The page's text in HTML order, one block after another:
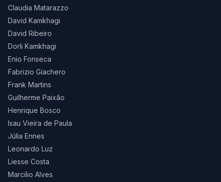
Claudia Matarazzo
David Kamkhagi
David Ribeiro
Dorli Kamkhagi
Enio Fonseca
Fabrizio Giachero
Frank Martins
Guilherme Paixão
Henrique Bosco
Isau Vieira de Paula
Júlia Ennes
Leonardo Luz
Liesse Costa
Marcilio Alves